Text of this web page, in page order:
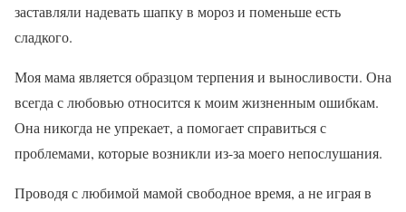
заставляли надевать шапку в мороз и поменьше есть
сладкого.
Моя мама является образцом терпения и выносливости. Она
всегда с любовью относится к моим жизненным ошибкам.
Она никогда не упрекает, а помогает справиться с
проблемами, которые возникли из-за моего непослушания.
Проводя с любимой мамой свободное время, а не играя в